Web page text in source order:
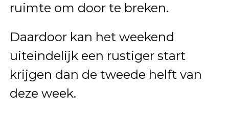
ruimte om door te breken.
Daardoor kan het weekend
uiteindelijk een rustiger start
krijgen dan de tweede helft van
deze week.